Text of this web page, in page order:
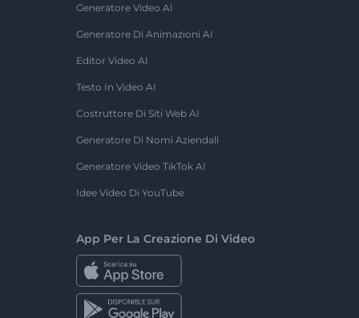
Generatore Video AI
Generatore Di Animazioni AI
Editor Video AI
Testo In Video AI
Costruttore Di Siti Web AI
Generatore Di Nomi Aziendali
Generatore Video TikTok AI
Idee Video Di YouTube
App Per La Creazione Di Video